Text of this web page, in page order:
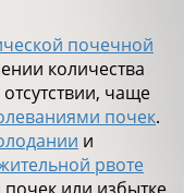
почечной
количества
чаще
почек.
и
рвоте